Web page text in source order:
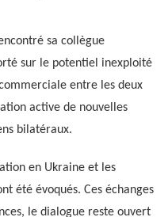
sa collègue
sur le potentiel inexploité
entre les deux
active de nouvelles
bilatéraux.
en Ukraine et les
été évoqués. Ces échanges
le dialogue reste ouvert